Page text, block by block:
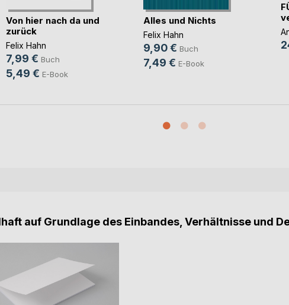
Von hier nach da und
zurück
Felix Hahn
7,99 € Buch
5,49 € E-Book
Alles und Nichts
Felix Hahn
9,90 € Buch
7,49 € E-Book
auf Grundlage des Einbandes, Verhältnisse und